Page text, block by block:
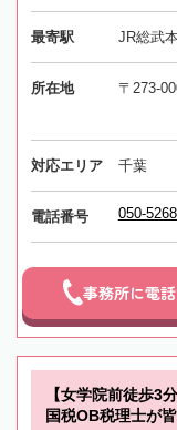
最寄駅 JR総武
所在地 〒273-
対応エリア 千葉
電話番号 050-
事務所に電
【女学院前徒歩3
国税OB税理士が